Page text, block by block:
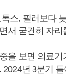
스, 필러보다
서 굳건히 자리
을 보면 의료기
년 3분기 들